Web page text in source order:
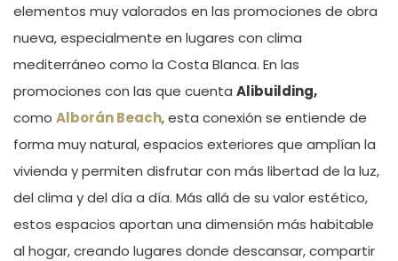
elementos muy valorados en las promociones de obra
nueva, especialmente en lugares con clima
mediterráneo como la Costa Blanca. En las
promociones con las que cuenta Alibuilding,
como Alborán Beach, esta conexión se entiende de
forma muy natural, espacios exteriores que amplían la
vivienda y permiten disfrutar con más libertad de la luz,
del clima y del día a día. Más allá de su valor estético,
estos espacios aportan una dimensión más habitable
al hogar, creando lugares donde descansar, compartir